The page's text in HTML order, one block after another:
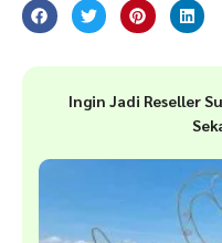
Ingin Jadi Reseller